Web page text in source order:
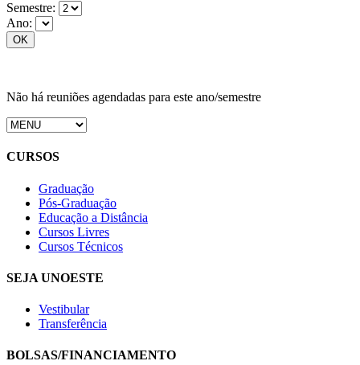
Semestre:
Ano:
Não há reuniões agendadas para este ano/semestre
CURSOS
Graduação
Pós-Graduação
Educação a Distância
Cursos Livres
Cursos Técnicos
SEJA UNOESTE
Vestibular
Transferência
BOLSAS/FINANCIAMENTO